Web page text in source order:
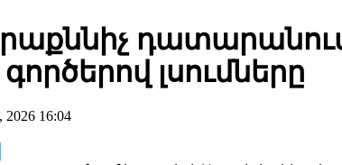
լսումները
16:04